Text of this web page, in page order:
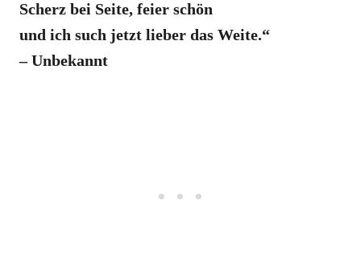
Scherz bei Seite, feier schön
und ich such jetzt lieber das Weite.“
– Unbekannt